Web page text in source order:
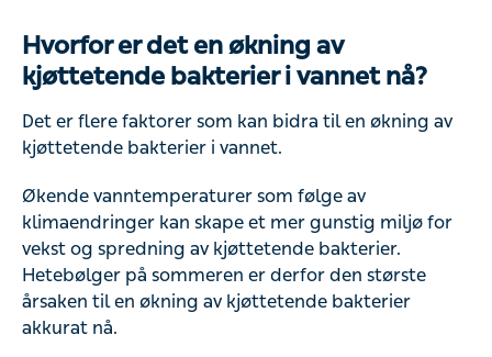
Hvorfor er det en økning av
kjøttetende bakterier i vannet nå?
Det er flere faktorer som kan bidra til en økning av
kjøttetende bakterier i vannet.
Økende vanntemperaturer som følge av
klimaendringer kan skape et mer gunstig miljø for
vekst og spredning av kjøttetende bakterier.
Hetebølger på sommeren er derfor den største
årsaken til en økning av kjøttetende bakterier
akkurat nå.